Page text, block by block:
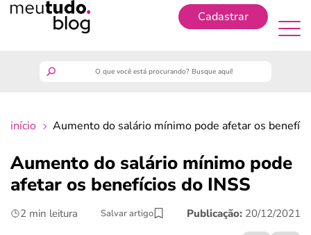
Cadastrar
finanças
benefícios
início Aumento do salário mínimo pode afetar os
Aumento do salário mínimo pode
afetar os benefícios do INSS
2 min leitura Salvar artigo Publicação: 20/12/2021